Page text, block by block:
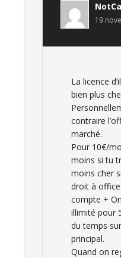
19
La licence
bien plus
contraire
marché.
Pour 10€/
moins si tu
moins cher
droit à
compte +
illimité pour
du temps
principal.
Quand on